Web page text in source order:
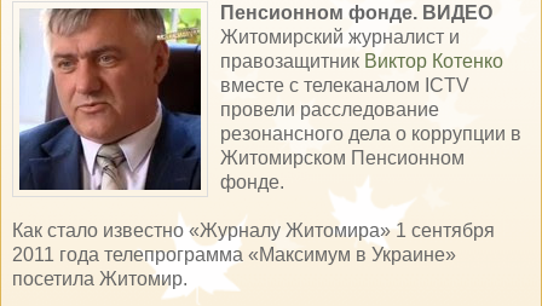
Пенсионном фонде. ВИДЕО
Житомирский журналист и
правозащитник Виктор Котенко
вместе с телеканалом ICTV
провели расследование
резонансного дела о коррупции в
Житомирском Пенсионном
фонде.
Как стало известно «Журналу Житомира» 1 сентября
2011 года телепрограмма «Максимум в Украине»
посетила Житомир.